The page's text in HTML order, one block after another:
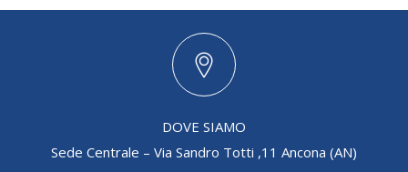
DOVE SIAMO
Sede Centrale – Via Sandro Totti ,11 Ancona (AN)